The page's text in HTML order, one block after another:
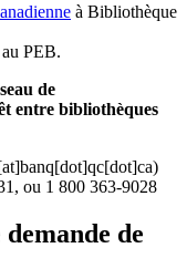
à Bibliothèque
au PEB.
de
entre bibliothèques
)
ou 1 800 363-9028
de